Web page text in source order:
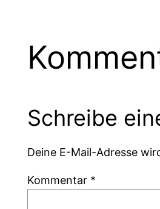
Schreibe
Deine E-Mail-Adresse
Kommentar *